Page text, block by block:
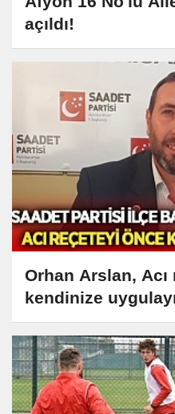
açıldı!
Orhan Arslan,
kendinize